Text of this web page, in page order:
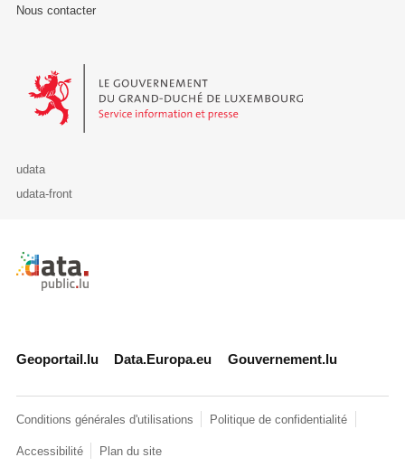
Nous contacter
Le Gouvernement du Grand-Duché de Luxembourg - Service
udata
udata-front
Retour à l'accueil de data.public.lu
Geoportail.lu Data.Europa.eu Gouvernement.lu
Conditions générales d'utilisations Politique de confidentialité
Accessibilité Plan du site